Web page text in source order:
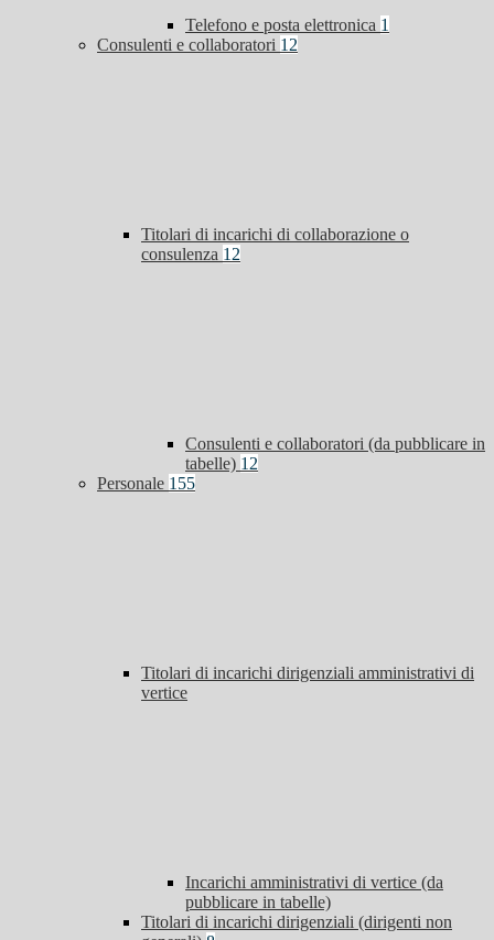
Telefono e posta elettronica 1
Consulenti e collaboratori 12
Titolari di incarichi di collaborazione o
consulenza 12
Consulenti e collaboratori (da pubblicare in
tabelle) 12
Personale 155
Titolari di incarichi dirigenziali amministrativi di
vertice
Incarichi amministrativi di vertice (da
pubblicare in tabelle)
Titolari di incarichi dirigenziali (dirigenti non